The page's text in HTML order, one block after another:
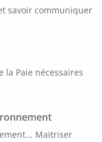
savoir communiquer
la Paie nécessaires
Maitriser